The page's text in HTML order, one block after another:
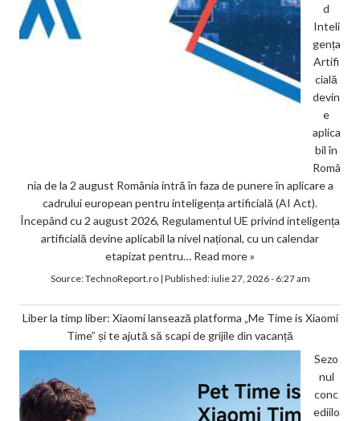
d
Inteli
gența
Artifi
cială
devin
e
aplica
bil în
Româ
nia de la 2 august România intră în faza de punere în aplicare a
cadrului european pentru inteligența artificială (AI Act).
Începând cu 2 august 2026, Regulamentul UE privind inteligența
artificială devine aplicabil la nivel național, cu un calendar
etapizat pentru… Read more »
Source:TechnoReport.ro| Published:iulie 27, 2026 - 6:27 am
Liber la timp liber: Xiaomi lansează platforma „Me Time is Xiaomi
Time” și te ajută să scapi de grijile din vacanță
Sezo
nul
conc
ediilo